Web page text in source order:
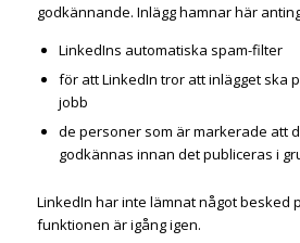
godkännande. Inlägg hamnar här
LinkedIns automatiska spam-filter
för att LinkedIn tror att inlägget ska
jobb
de personer som är markerade att
godkännas innan det publiceras i
LinkedIn har inte lämnat något besked
funktionen är igång igen.